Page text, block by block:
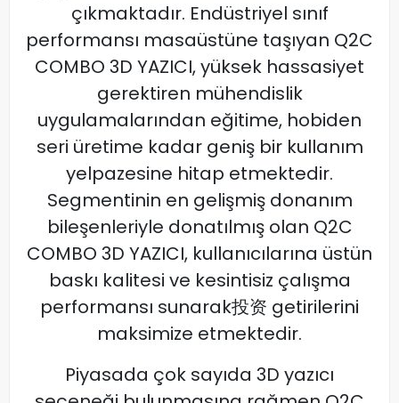
çıkmaktadır. Endüstriyel sınıf
performansı masaüstüne taşıyan Q2C
COMBO 3D YAZICI, yüksek hassasiyet
gerektiren mühendislik
uygulamalarından eğitime, hobiden
seri üretime kadar geniş bir kullanım
yelpazesine hitap etmektedir.
Segmentinin en gelişmiş donanım
bileşenleriyle donatılmış olan Q2C
COMBO 3D YAZICI, kullanıcılarına üstün
baskı kalitesi ve kesintisiz çalışma
performansı sunarak投资 getirilerini
maksimize etmektedir.
Piyasada çok sayıda 3D yazıcı